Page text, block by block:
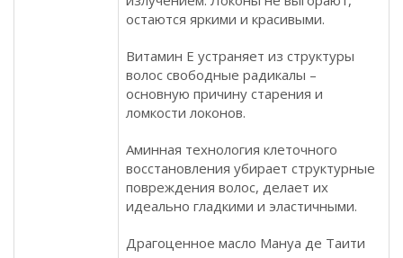
остаются яркими и красивыми.
Витамин Е устраняет из структуры
волос свободные радикалы –
основную причину старения и
ломкости локонов.
Аминная технология клеточного
восстановления убирает структурные
повреждения волос, делает их
идеально гладкими и эластичными.
Драгоценное масло Мануа де Таити